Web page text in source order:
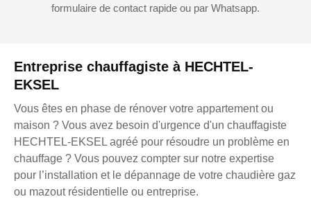
Entreprise chauffagiste à HECHTEL-
EKSEL
Vous êtes en phase de rénover votre appartement ou
maison ? Vous avez besoin d'urgence d'un chauffagiste
HECHTEL-EKSEL agréé pour résoudre un problème en
chauffage ? Vous pouvez compter sur notre expertise
pour l’installation et le dépannage de votre chaudière gaz
ou mazout résidentielle ou entreprise.
formulaire de contact rapide ou par Whatsapp.